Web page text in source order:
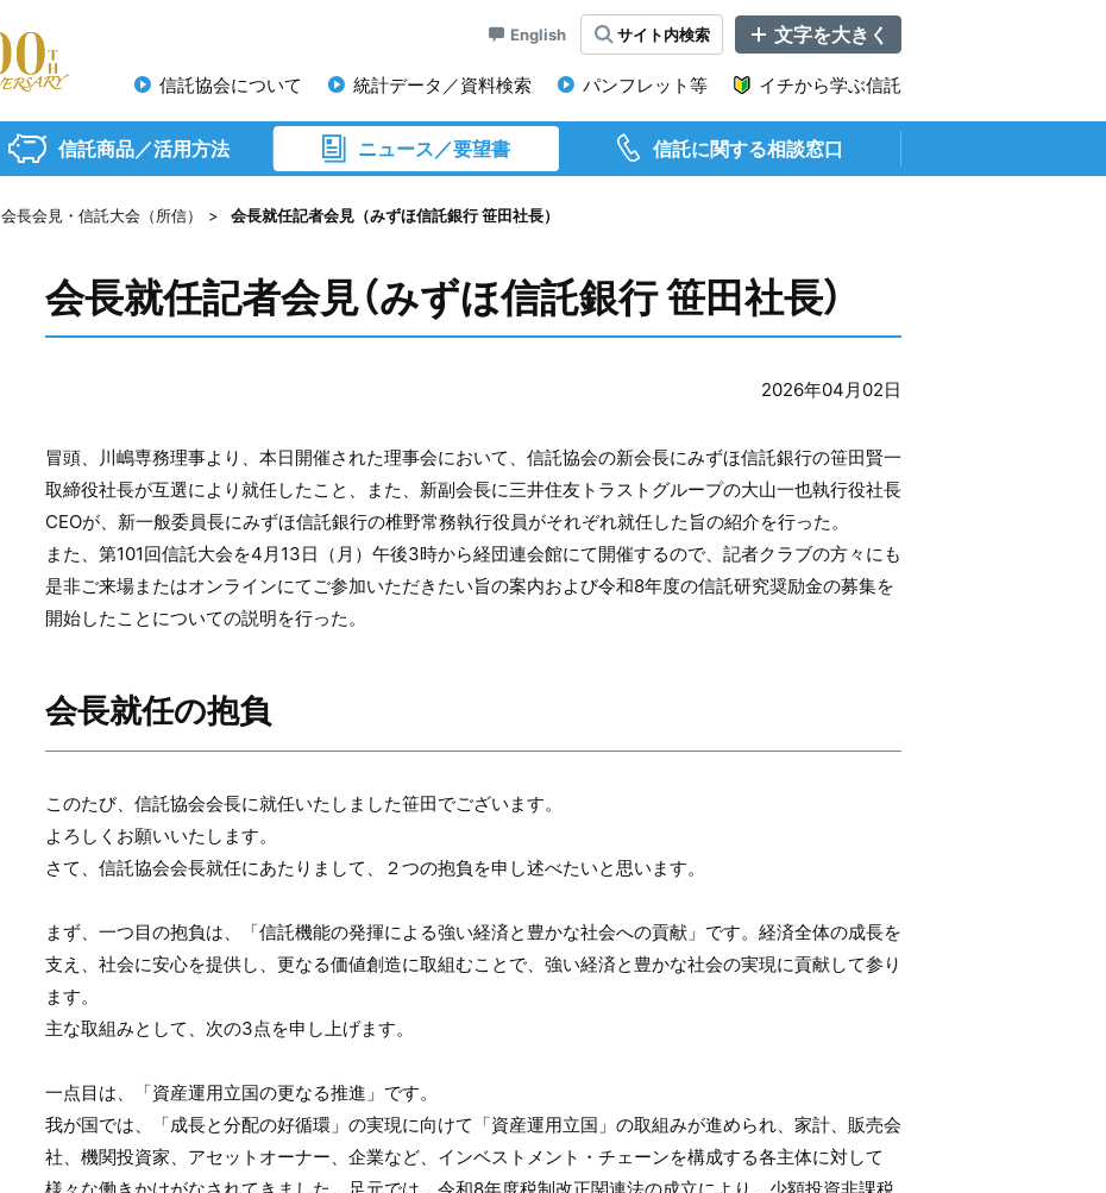
サイト内検索
文
字
サ
イ
ズ
を
変
更
信託商品／活用方法 ニュース／要望書 信託に関する相談窓口
信託協会について 統計データ／資料検索 パンフレット等 イチから学ぶ信託
English
会長会見・信託大会（所信） 会長就任記者会見（みずほ信託銀行 笹田社長）
会長就任記者会見（みずほ信託銀行 笹田社長）
2026年04月02日
冒頭、川嶋専務理事より、本日開催された理事会において、信託協会の新会長にみずほ信託銀行の笹田賢一
取締役社長が互選により就任したこと、また、新副会長に三井住友トラストグループの大山一也執行役社長
CEOが、新一般委員長にみずほ信託銀行の椎野常務執行役員がそれぞれ就任した旨の紹介を行った。
また、第101回信託大会を4月13日（月）午後3時から経団連会館にて開催するので、記者クラブの方々にも
是非ご来場またはオンラインにてご参加いただきたい旨の案内および令和8年度の信託研究奨励金の募集を
開始したことについての説明を行った。
会長就任の抱負
このたび、信託協会会長に就任いたしました笹田でございます。
よろしくお願いいたします。
さて、信託協会会長就任にあたりまして、２つの抱負を申し述べたいと思います。
まず、一つ目の抱負は、「信託機能の発揮による強い経済と豊かな社会への貢献」です。経済全体の成長を
支え、社会に安心を提供し、更なる価値創造に取組むことで、強い経済と豊かな社会の実現に貢献して参り
ます。
主な取組みとして、次の3点を申し上げます。
一点目は、「資産運用立国の更なる推進」です。
我が国では、「成長と分配の好循環」の実現に向けて「資産運用立国」の取組みが進められ、家計、販売会
社、機関投資家、アセットオーナー、企業など、インベストメント・チェーンを構成する各主体に対して